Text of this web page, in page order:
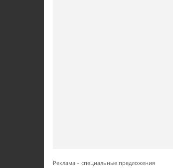
Реклама – специальные предложения